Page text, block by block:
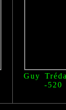
Guy
-520